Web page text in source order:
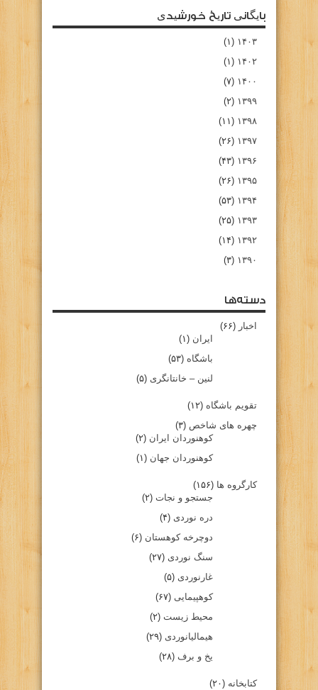
بایگانی تاریخ خورشیدی
۱۴۰۳ (۱)
۱۴۰۲ (۱)
۱۴۰۰ (۷)
۱۳۹۹ (۲)
۱۳۹۸ (۱۱)
۱۳۹۷ (۲۶)
۱۳۹۶ (۴۳)
۱۳۹۵ (۲۶)
۱۳۹۴ (۵۳)
۱۳۹۳ (۲۵)
۱۳۹۲ (۱۴)
۱۳۹۰ (۳)
دسته‌ها
اخبار (۶۶)
ایران (۱)
باشگاه (۵۳)
لنین – خانتانگری (۵)
تقویم باشگاه (۱۲)
چهره های شاخص (۳)
کوهنوردان ایران (۲)
کوهنوردان جهان (۱)
کارگروه ها (۱۵۶)
جستجو و نجات (۲)
دره نوردی (۴)
دوچرخه کوهستان (۶)
سنگ نوردی (۲۷)
غارنوردی (۵)
کوهپیمایی (۶۷)
محیط زیست (۲)
هیمالیانوردی (۲۹)
یخ و برف (۲۸)
کتابخانه (۲۰)